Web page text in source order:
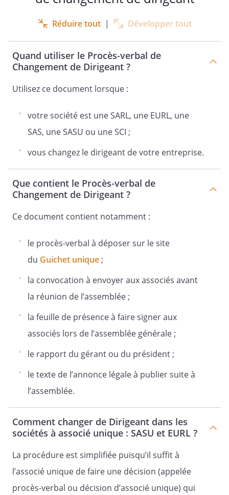
au capital de
€
Siège social :
GENERALE EXTRAORDINAIRE
Le
A l'attention de :
notre Société qui se tiendra le
, à
,
au
, à l'effet de délibérer sur l'ordre du jour
suivant :
Réduire tout | Développer tout
Quand utiliser le Procès-verbal de
Changement de Dirigeant ?
Utilisez ce document lorsque :
votre société est une SARL, une EURL, une
SAS, une SASU ou une SCI ;
vous changez le dirigeant de votre entreprise.
Que contient le Procès-verbal de
Changement de Dirigeant ?
Ce document contient notamment :
le procès-verbal à déposer sur le site
du Guichet unique ;
la convocation à envoyer aux associés avant
la réunion de l’assemblée ;
la feuille de présence à faire signer aux
associés lors de l’assemblée générale ;
le rapport du gérant ou du président ;
le texte de l’annonce légale à publier suite à
l’assemblée.
Comment changer de Dirigeant dans les
sociétés à associé unique : SASU et EURL ?
La procédure est simplifiée puisqu’il suffit à
l’associé unique de faire une décision (appelée
procès-verbal ou décision d’associé unique) qui